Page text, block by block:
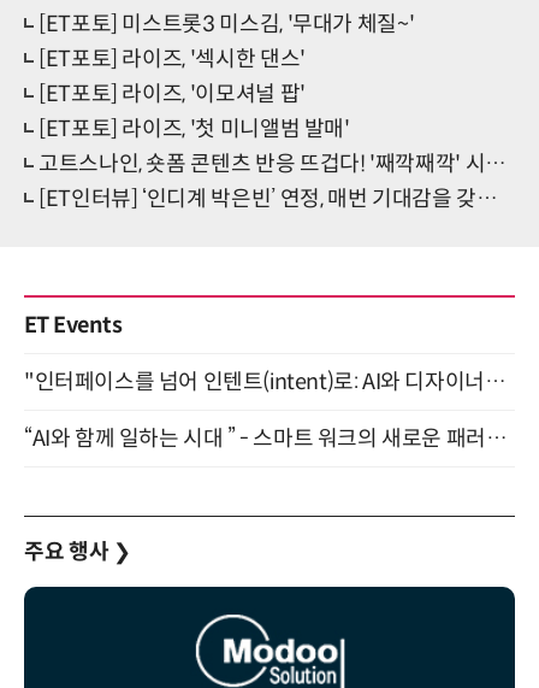
[ET포토] 미스트롯3 미스김, '무대가 체질~'
[ET포토] 라이즈, '섹시한 댄스'
[ET포토] 라이즈, '이모셔널 팝'
[ET포토] 라이즈, '첫 미니앨범 발매'
고트스나인, 숏폼 콘텐츠 반응 뜨겁다! '째깍째깍' 시선집중
[ET인터뷰] ‘인디계 박은빈’ 연정, 매번 기대감을 갖게 하는 싱어송라이터
ET Events
"인터페이스를 넘어 인텐트(intent)로: AI와 디자이너가 함께 만드는 공존의 UX" 강남역 (9/2)
“AI와 함께 일하는 시대 ” - 스마트 워크의 새로운 패러다임 (9/11)
주요 행사 ❯